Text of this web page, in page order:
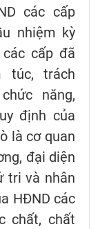
các cấp
nhiệm kỳ
cấp đã
túc, trách
năng,
định của
là cơ quan
đại diện
tri và nhân
HĐND các
chất, chất